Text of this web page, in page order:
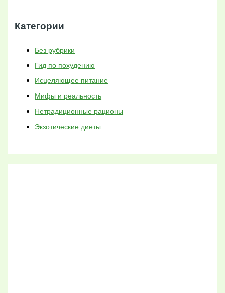
Категории
Без рубрики
Гид по похудению
Исцеляющее питание
Мифы и реальность
Нетрадиционные рационы
Экзотические диеты